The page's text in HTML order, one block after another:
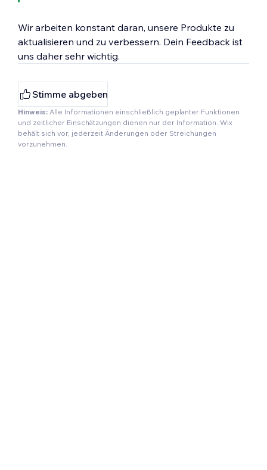
Wir arbeiten konstant daran, unsere Produkte zu
aktualisieren und zu verbessern. Dein Feedback ist
uns daher sehr wichtig.
Stimme abgeben
Hinweis: Alle Informationen einschließlich geplanter Funktionen
und zeitlicher Einschätzungen dienen nur der Information. Wix
behält sich vor, jederzeit Änderungen oder Streichungen
vorzunehmen.